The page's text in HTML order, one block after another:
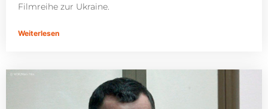
Filmreihe zur Ukraine.
Weiterlesen